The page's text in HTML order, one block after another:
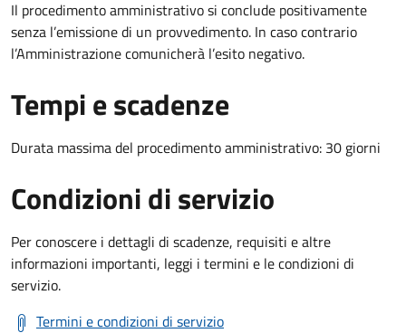
Il procedimento amministrativo si conclude positivamente
senza l’emissione di un provvedimento. In caso contrario
l’Amministrazione comunicherà l’esito negativo.
Tempi e scadenze
Durata massima del procedimento amministrativo: 30 giorni
Condizioni di servizio
Per conoscere i dettagli di scadenze, requisiti e altre
informazioni importanti, leggi i termini e le condizioni di
servizio.
Termini e condizioni di servizio